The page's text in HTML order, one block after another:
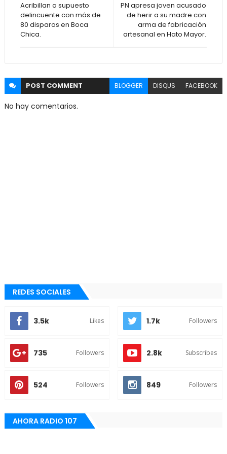
PN apresa joven acusado
de herir a su madre con
arma de fabricación
artesanal en Hato Mayor.
Acribillan a supuesto
delincuente con más de
80 disparos en Boca
Chica.
POST COMMENT BLOGGER DISQUS FACEBOOK
No hay comentarios.
REDES SOCIALES
3.5k Likes 1.7k Followers
735 Followers 2.8k Subscribes
524 Followers 849 Followers
AHORA RADIO 107